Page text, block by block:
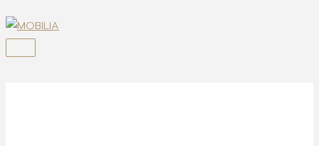
Skip
to
Main
Menu